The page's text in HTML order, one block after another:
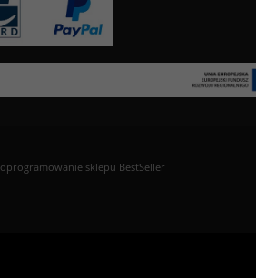
oprogramowanie sklepu BestSeller